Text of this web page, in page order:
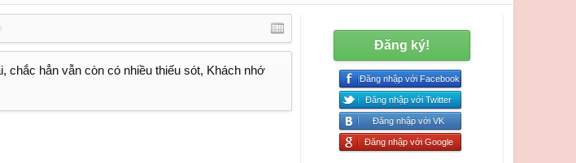
chắc hẳn vẫn còn có nhiều thiếu sót, Khách nhớ
Đăng ký!
Đăng nhập với Facebook
Đăng nhập với Twitter
Đăng nhập với VK
Đăng nhập với Google